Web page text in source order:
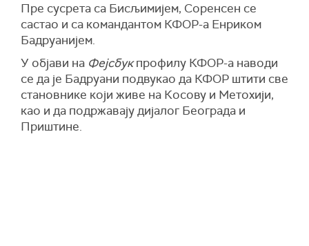
Пре сусрета са Бисљимијем, Соренсен се
састао и са командантом КФОР-а Енриком
Бадруанијем.
У објави на Фејсбукпрофилу КФОР-а наводи
се да је Бадруани подвукао да КФОР штити све
становнике који живе на Косову и Метохији,
као и да подржавају дијалог Београда и
Приштине.